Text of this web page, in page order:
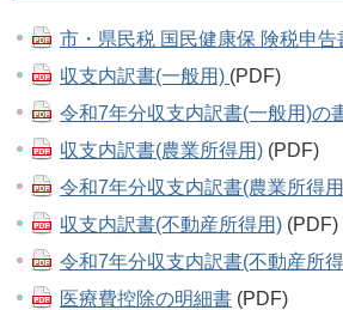
市・県民税 国民健康保 険税申告
収支内訳書(一般用) (PDF)
令和7年分収支内訳書(一般用)の
収支内訳書(農業所得用) (PDF)
令和7年分収支内訳書(農業所得
収支内訳書(不動産所得用) (PDF)
令和7年分収支内訳書(不動産所
医療費控除の明細書 (PDF)